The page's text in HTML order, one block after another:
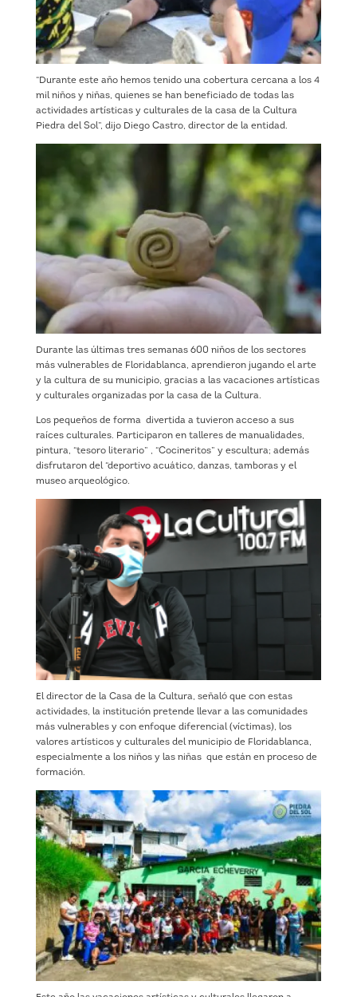
“Durante este año hemos tenido una cobertura cercana a los 4
mil niños y niñas, quienes se han beneficiado de todas las
actividades artísticas y culturales de la casa de la Cultura
Piedra del Sol”, dijo Diego Castro, director de la entidad.
Durante las últimas tres semanas 600 niños de los sectores
más vulnerables de Floridablanca, aprendieron jugando el arte
y la cultura de su municipio, gracias a las vacaciones artísticas
y culturales organizadas por la casa de la Cultura.
Los pequeños de forma divertida a tuvieron acceso a sus
raíces culturales. Participaron en talleres de manualidades,
pintura, “tesoro literario” , “Cocineritos” y escultura; además
disfrutaron del “deportivo acuático, danzas, tamboras y el
museo arqueológico.
El director de la Casa de la Cultura, señaló que con estas
actividades, la institución pretende llevar a las comunidades
más vulnerables y con enfoque diferencial (víctimas), los
valores artísticos y culturales del municipio de Floridablanca,
especialmente a los niños y las niñas que están en proceso de
formación.